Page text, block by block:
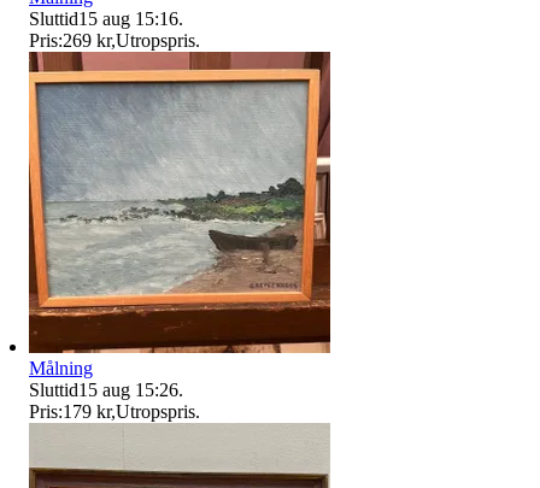
Sluttid15 aug 15:16.
Pris:269 kr,Utropspris.
Målning
Sluttid15 aug 15:26.
Pris:179 kr,Utropspris.